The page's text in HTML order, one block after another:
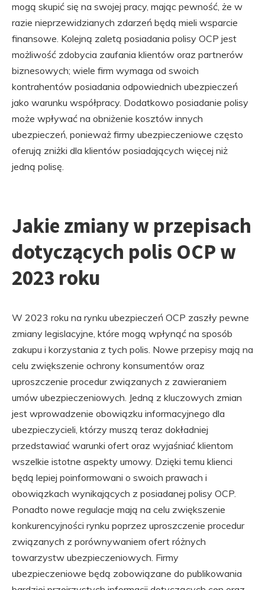
mogą skupić się na swojej pracy, mając pewność, że w
razie nieprzewidzianych zdarzeń będą mieli wsparcie
finansowe. Kolejną zaletą posiadania polisy OCP jest
możliwość zdobycia zaufania klientów oraz partnerów
biznesowych; wiele firm wymaga od swoich
kontrahentów posiadania odpowiednich ubezpieczeń
jako warunku współpracy. Dodatkowo posiadanie polisy
może wpływać na obniżenie kosztów innych
ubezpieczeń, ponieważ firmy ubezpieczeniowe często
oferują zniżki dla klientów posiadających więcej niż
jedną polisę.
Jakie zmiany w przepisach
dotyczących polis OCP w
2023 roku
W 2023 roku na rynku ubezpieczeń OCP zaszły pewne
zmiany legislacyjne, które mogą wpłynąć na sposób
zakupu i korzystania z tych polis. Nowe przepisy mają na
celu zwiększenie ochrony konsumentów oraz
uproszczenie procedur związanych z zawieraniem
umów ubezpieczeniowych. Jedną z kluczowych zmian
jest wprowadzenie obowiązku informacyjnego dla
ubezpieczycieli, którzy muszą teraz dokładniej
przedstawiać warunki ofert oraz wyjaśniać klientom
wszelkie istotne aspekty umowy. Dzięki temu klienci
będą lepiej poinformowani o swoich prawach i
obowiązkach wynikających z posiadanej polisy OCP.
Ponadto nowe regulacje mają na celu zwiększenie
konkurencyjności rynku poprzez uproszczenie procedur
związanych z porównywaniem ofert różnych
towarzystw ubezpieczeniowych. Firmy
ubezpieczeniowe będą zobowiązane do publikowania